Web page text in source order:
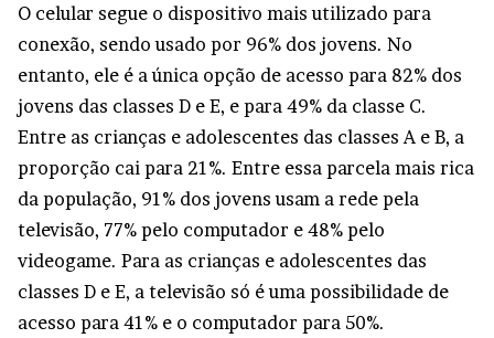
O celular segue o dispositivo mais utilizado para
conexão, sendo usado por 96% dos jovens. No
entanto, ele é a única opção de acesso para 82% dos
jovens das classes D e E, e para 49% da classe C.
Entre as crianças e adolescentes das classes A e B, a
proporção cai para 21%. Entre essa parcela mais rica
da população, 91% dos jovens usam a rede pela
televisão, 77% pelo computador e 48% pelo
videogame. Para as crianças e adolescentes das
classes D e E, a televisão só é uma possibilidade de
acesso para 41% e o computador para 50%.